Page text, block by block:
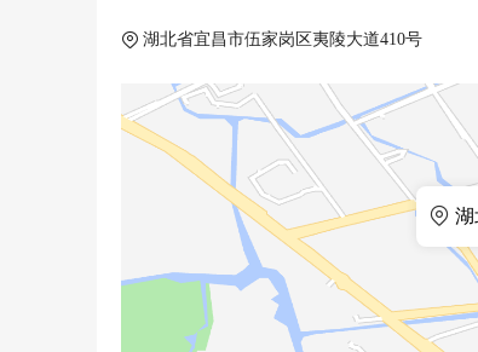
湖北省宜昌市伍家岗区夷陵大道410号
湖